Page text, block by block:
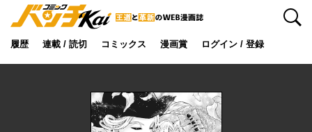
履歴 連載 / 読切 コミックス 漫画賞 ログイン / 登録
検索